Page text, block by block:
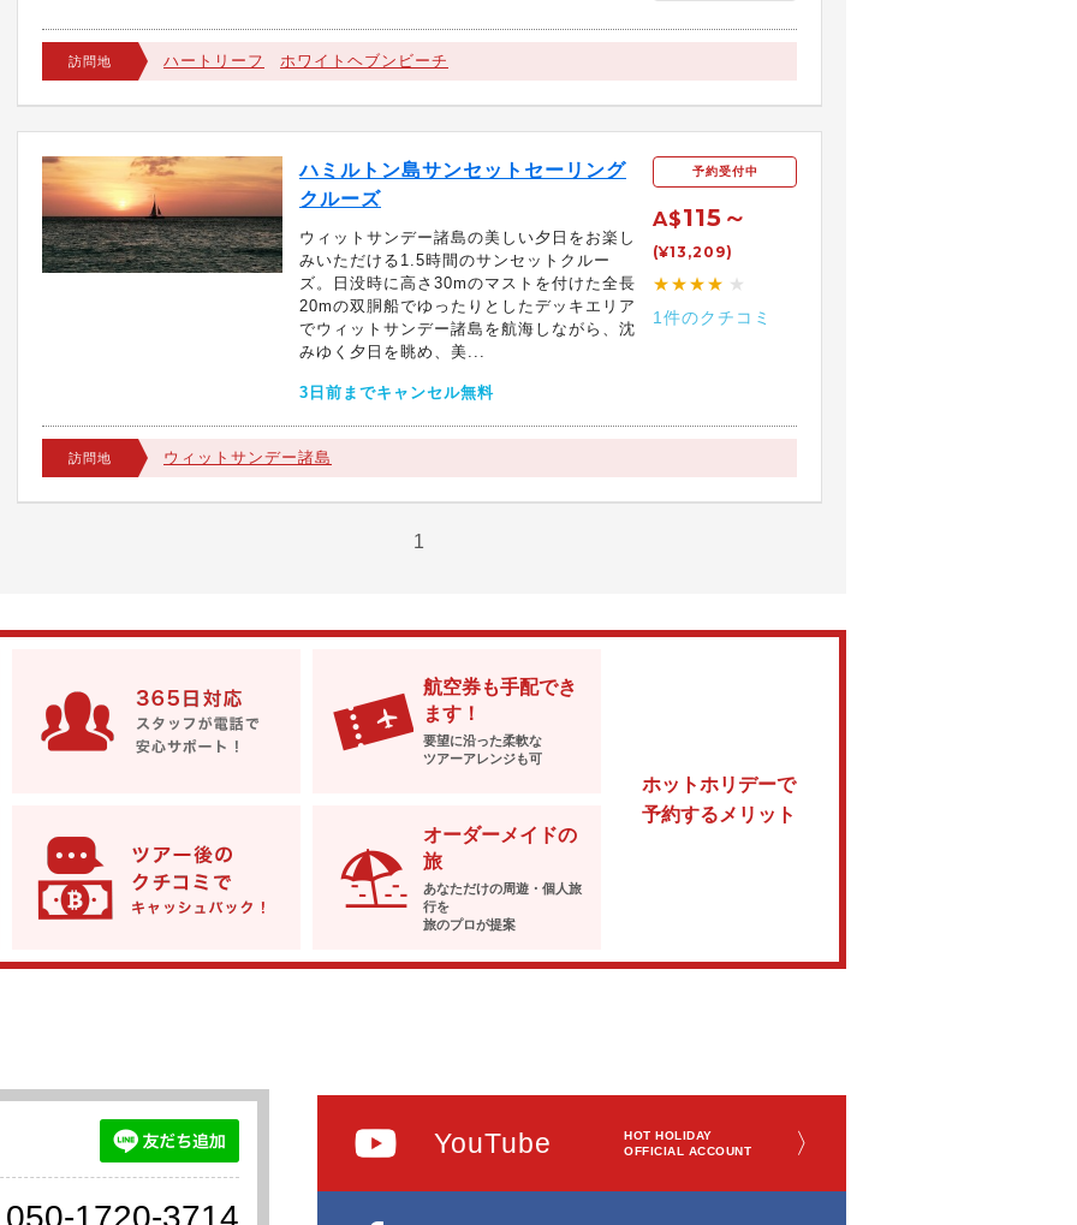
訪問地 ハートリーフ ホワイトヘブンビーチ
ハミルトン島サンセットセーリング
クルーズ
ウィットサンデー諸島の美しい夕日をお楽し
みいただける1.5時間のサンセットクルー
ズ。日没時に高さ30mのマストを付けた全長
20mの双胴船でゆったりとしたデッキエリア
でウィットサンデー諸島を航海しながら、沈
みゆく夕日を眺め、美...
3日前までキャンセル無料
予約受付中
A$115～
(¥13,209)
★★★★ ★
1件のクチコミ
訪問地 ウィットサンデー諸島
1
ホットホリデーで
予約するメリット
航空券も手配でき
ます！
要望に沿った柔軟な
ツアーアレンジも可
オーダーメイドの
旅
あなただけの周遊・個人旅
行を
旅のプロが提案
050-1720-3714
YouTube
HOT HOLIDAY
OFFICIAL ACCOUNT
〉